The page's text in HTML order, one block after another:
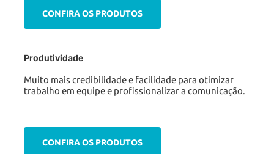
CONFIRA OS PRODUTOS
Produtividade
Muito mais credibilidade e facilidade para otimizar
trabalho em equipe e profissionalizar a comunicação.
CONFIRA OS PRODUTOS